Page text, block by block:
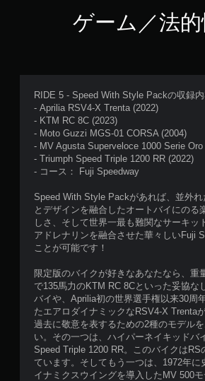
ゲーム／法的
RIDE 5 - Speed With Style Packの収録内
- Aprilia RSV4-X Trenta (2022)
- KTM RC 8C (2023)
- Moto Guzzi MGS-01 CORSA (2004)
- MV Agusta Superveloce 1000 Serie Oro
- Triumph Speed Triple 1200 RR (2022)
- コース： Fuji Speedway
Speed With Style Packがあれば、並外れ
とデザインを融合したオートバイにのる
しさ、そして世界一最も難関なサーキッ
アドレナリンを融合させた華々しいFuji
ことが可能です！
限定版のバイクが好きなあなたなら、重
で135馬力のKTM RC 8Cといった妥協な
バイや、Aprilia初の世界選手権以来30周
たエアロダイナミックなRSV4-X Trenta
過去に敬意を表するための2種のモデル
い。その一つは、ハイパーネイキッドバ
Speed Triple 1200 RR。このバイクはRS
ています。そしてもう一つは、1972年に
イナミクスウイングを導入したMV 500